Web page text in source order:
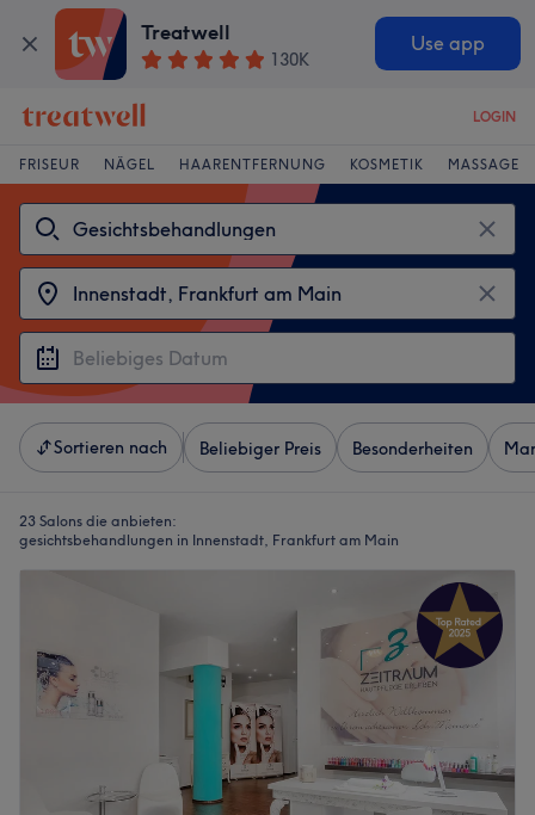
Treatwell
130K
Use app
LOGIN
FRISEUR NÄGEL HAARENTFERNUNG KOSMETIK MASSAGE
Sortieren nach Beliebiger Preis Besonderheiten
23 Salons die anbieten:
gesichtsbehandlungen in Innenstadt, Frankfurt am Main